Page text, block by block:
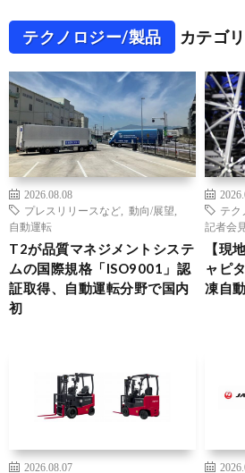
テクノロジー/製品 カテゴ
2026.08.08
プレスリリースなど
動向/展望
自動運転
T2が品質マネジメントシステ
ムの国際規格「ISO9001」認
証取得、自動運転分野で国内
初
テク
記者会
【現
ャピ
凍自
2026.08.07